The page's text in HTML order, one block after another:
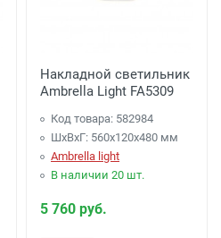
Накладной светильник
Ambrella Light FA5309
Код товара: 582984
ШхВхГ: 560x120x480 мм
Ambrella light
В наличии 20 шт.
5 760 руб.